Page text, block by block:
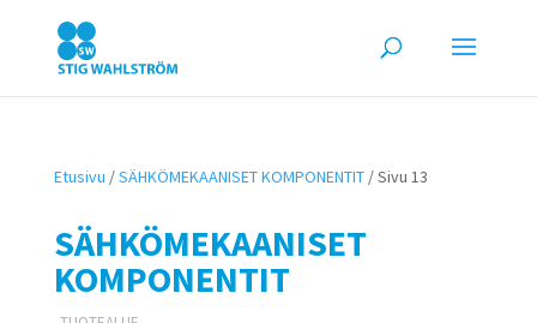
Etusivu /SÄHKÖMEKAANISET KOMPONENTIT/ Sivu 13
SÄHKÖMEKAANISET
KOMPONENTIT